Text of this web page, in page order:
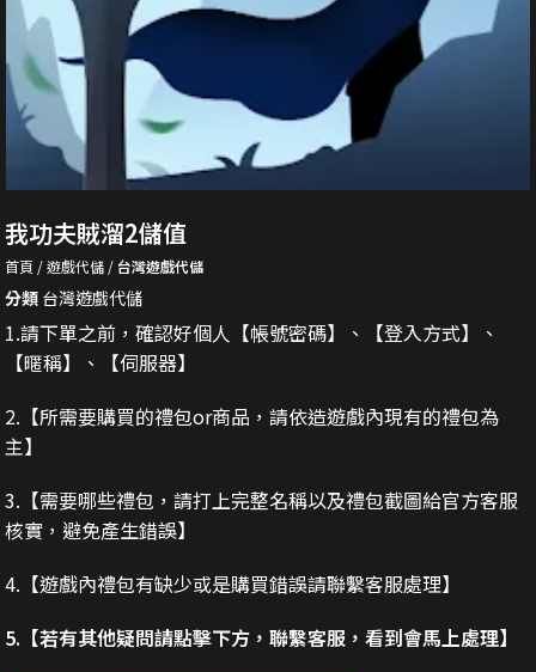
我功夫賊溜2儲值
首頁 遊戲代儲 台灣遊戲代儲
分類 台灣遊戲代儲
1.請下單之前，確認好個人【帳號密碼】、【登入方式】、
【暱稱】、【伺服器】
2. 【所需要購買的禮包or商品，請依造遊戲內現有的禮包為
主】
3. 【需要哪些禮包，請打上完整名稱以及禮包截圖給官方客服
核實，避免產生錯誤】
4.【遊戲內禮包有缺少或是購買錯誤請聯繫客服處理】
5.【若有其他疑問請點擊下方，聯繫客服，看到會馬上處理】